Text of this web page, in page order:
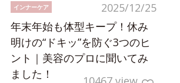
2025/12/25
インナーケア
年末年始も体型キープ！休み
明けの“ドキッ”を防ぐ3つのヒ
ント｜美容のプロに聞いてみ
ました！